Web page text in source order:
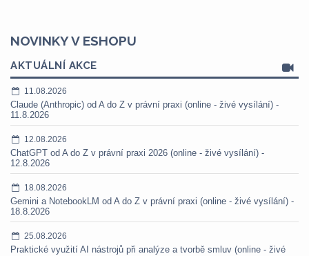
NOVINKY V ESHOPU
AKTUÁLNÍ AKCE
11.08.2026
Claude (Anthropic) od A do Z v právní praxi (online - živé vysílání) -
11.8.2026
12.08.2026
ChatGPT od A do Z v právní praxi 2026 (online - živé vysílání) -
12.8.2026
18.08.2026
Gemini a NotebookLM od A do Z v právní praxi (online - živé vysílání) -
18.8.2026
25.08.2026
Praktické využití AI nástrojů při analýze a tvorbě smluv (online - živé